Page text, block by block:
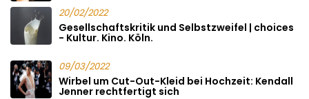
20/02/2022
Gesellschaftskritik und Selbstzweifel | choices
- Kultur. Kino. Köln.
09/03/2022
Wirbel um Cut-Out-Kleid bei Hochzeit: Kendall
Jenner rechtfertigt sich